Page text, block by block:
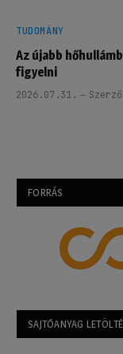
TUDOMÁNY
Az újabb
figyelni
2026.07.31.
FORRÁS
SAJTÓANYAG